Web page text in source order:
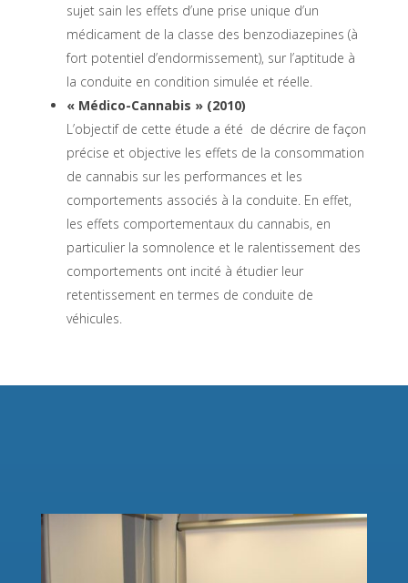
sujet sain les effets d’une prise unique d’un
médicament de la classe des benzodiazepines (à
fort potentiel d’endormissement), sur l’aptitude à
la conduite en condition simulée et réelle.
« Médico-Cannabis » (2010)
L’objectif de cette étude a été de décrire de façon
précise et objective les effets de la consommation
de cannabis sur les performances et les
comportements associés à la conduite. En effet,
les effets comportementaux du cannabis, en
particulier la somnolence et le ralentissement des
comportements ont incité à étudier leur
retentissement en termes de conduite de
véhicules.